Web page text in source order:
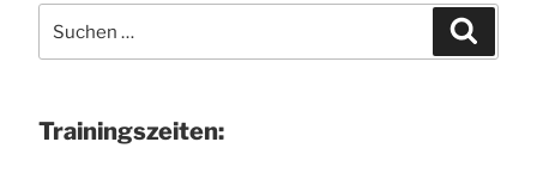
nach:
Trai­nings­zei­ten: